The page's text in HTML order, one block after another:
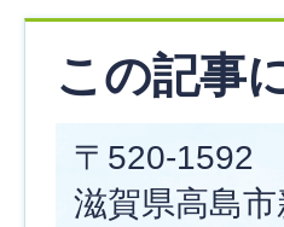
この記事
〒520-1592
滋賀県高島